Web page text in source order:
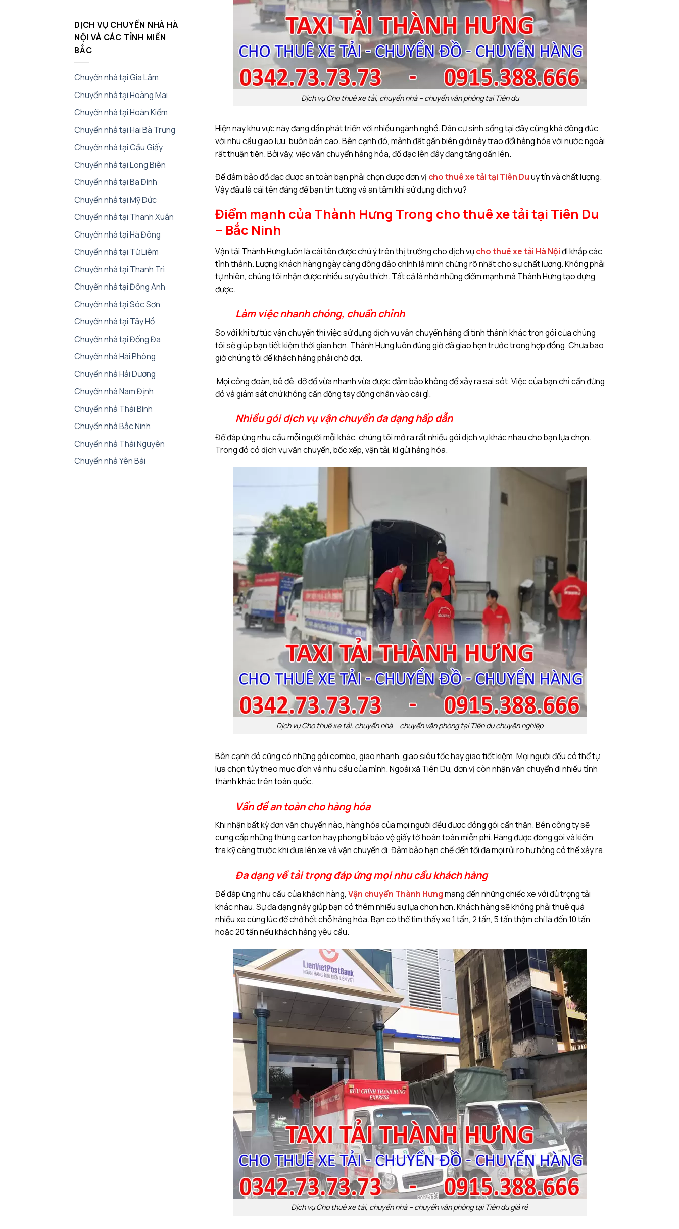
DỊCH VỤ CHUYỂN NHÀ HÀ
NỘI VÀ CÁC TỈNH MIỀN
BẮC
Chuyển nhà tại Gia Lâm
Chuyển nhà tại Hoàng Mai
Chuyển nhà tại Hoàn Kiếm
Chuyển nhà tại Hai Bà Trưng
Chuyển nhà tại Cầu Giấy
Chuyển nhà tại Long Biên
Chuyển nhà tại Ba Đình
Chuyển nhà tại Mỹ Đức
Chuyển nhà tại Thanh Xuân
Chuyển nhà tại Hà Đông
Chuyển nhà tại Từ Liêm
Chuyển nhà tại Thanh Trì
Chuyển nhà tại Đông Anh
Chuyển nhà tại Sóc Sơn
Chuyển nhà tại Tây Hồ
Chuyển nhà tại Đống Đa
Chuyển nhà Hải Phòng
Chuyển nhà Hải Dương
Chuyển nhà Nam Định
Chuyển nhà Thái Bình
Chuyển nhà Bắc Ninh
Chuyển nhà Thái Nguyên
Chuyển nhà Yên Bái
Dịch vụ Cho thuê xe tải, chuyển nhà – chuyển văn phòng tại Tiên du
Hiện nay khu vực này đang dần phát triển với nhiều ngành nghề. Dân cư sinh sống tại đây cũng khá đông đúc
với nhu cầu giao lưu, buôn bán cao. Bên cạnh đó, mảnh đất gần biên giới này trao đổi hàng hóa với nước ngoài
rất thuận tiện. Bởi vậy, việc vận chuyển hàng hóa, đồ đạc lên đây đang tăng dần lên.
Để đảm bảo đồ đạc được an toàn bạn phải chọn được đơn vị cho thuê xe tải tại Tiên Duuy tín và chất lượng.
Vậy đâu là cái tên đáng để bạn tin tưởng và an tâm khi sử dụng dịch vụ?
Điểm mạnh của Thành Hưng Trong cho thuê xe tải tại Tiên Du
– Bắc Ninh
Vận tải Thành Hưng luôn là cái tên được chú ý trên thị trường cho dịch vụcho thuê xe tải Hà Nộiđi khắp các
tỉnh thành. Lượng khách hàng ngày càng đông đảo chính là minh chứng rõ nhất cho sự chất lượng. Không phải
tự nhiên, chúng tôi nhận được nhiều sự yêu thích. Tất cả là nhờ những điểm mạnh mà Thành Hưng tạo dựng
được.
Làm việc nhanh chóng, chuẩn chỉnh
So với khi tự túc vận chuyển thì việc sử dụng dịch vụ vận chuyển hàng đi tỉnh thành khác trọn gói của chúng
tôi sẽ giúp bạn tiết kiệm thời gian hơn. Thành Hưng luôn đúng giờ đã giao hẹn trước trong hợp đồng. Chưa bao
giờ chúng tôi để khách hàng phải chờ đợi.
Mọi công đoàn, bê đê, dỡ đồ vừa nhanh vừa được đảm bảo không để xảy ra sai sót. Việc của bạn chỉ cần đứng
đó và giám sát chứ không cần động tay động chân vào cái gì.
Nhiều gói dịch vụ vận chuyển đa dạng hấp dẫn
Để đáp ứng nhu cầu mỗi người mỗi khác, chúng tôi mở ra rất nhiều gói dịch vụ khác nhau cho bạn lựa chọn.
Trong đó có dịch vụ vận chuyển, bốc xếp, vận tải, kí gửi hàng hóa.
Dịch vụ Cho thuê xe tải, chuyển nhà – chuyển văn phòng tại Tiên du chuyên nghiệp
Bên cạnh đó cũng có những gói combo, giao nhanh, giao siêu tốc hay giao tiết kiệm. Mọi người đều có thể tự
lựa chọn tùy theo mục đích và nhu cầu của mình. Ngoài xã Tiên Du, đơn vị còn nhận vận chuyển đi nhiều tỉnh
thành khác trên toàn quốc.
Vấn đề an toàn cho hàng hóa
Khi nhận bất kỳ đơn vận chuyển nào, hàng hóa của mọi người đều được đóng gói cẩn thận. Bên công ty sẽ
cung cấp những thùng carton hay phong bì bảo vệ giấy tờ hoàn toàn miễn phí. Hàng được đóng gói và kiểm
tra kỹ càng trước khi đưa lên xe và vận chuyển đi. Đảm bảo hạn chế đến tối đa mọi rủi ro hư hỏng có thể xảy ra.
Đa dạng về tải trọng đáp ứng mọi nhu cầu khách hàng
Để đáp ứng nhu cầu của khách hàng, Vận chuyển Thành Hưngmang đến những chiếc xe với đủ trọng tải
khác nhau. Sự đa dạng này giúp bạn có thêm nhiều sự lựa chọn hơn. Khách hàng sẽ không phải thuê quá
nhiều xe cùng lúc để chở hết chỗ hàng hóa. Bạn có thể tìm thấy xe 1 tấn, 2 tấn, 5 tấn thậm chí là đến 10 tấn
hoặc 20 tấn nếu khách hàng yêu cầu.
Dịch vụ Cho thuê xe tải, chuyển nhà – chuyển văn phòng tại Tiên du giá rẻ